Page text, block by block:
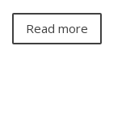
Read more